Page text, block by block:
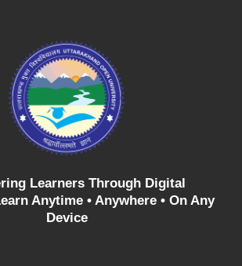
Learners Through Digital
Anytime • Anywhere • On Any
Device